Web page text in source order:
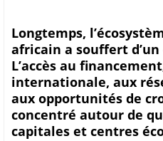
Longtemps,
africain a souffert
L’accès au
internationale, aux
aux opportunités de
concentré autour de
capitales et centres